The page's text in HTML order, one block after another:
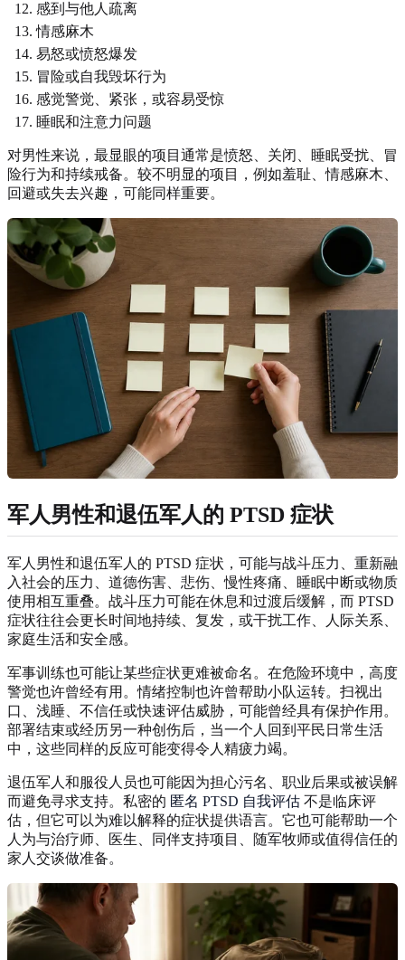
感到与他人疏离
情感麻木
易怒或愤怒爆发
冒险或自我毁坏行为
感觉警觉、紧张，或容易受惊
睡眠和注意力问题
对男性来说，最显眼的项目通常是愤怒、关闭、睡眠受扰、冒
险行为和持续戒备。较不明显的项目，例如羞耻、情感麻木、
回避或失去兴趣，可能同样重要。
军人男性和退伍军人的 PTSD 症状
军人男性和退伍军人的 PTSD 症状，可能与战斗压力、重新融
入社会的压力、道德伤害、悲伤、慢性疼痛、睡眠中断或物质
使用相互重叠。战斗压力可能在休息和过渡后缓解，而 PTSD
症状往往会更长时间地持续、复发，或干扰工作、人际关系、
家庭生活和安全感。
军事训练也可能让某些症状更难被命名。在危险环境中，高度
警觉也许曾经有用。情绪控制也许曾帮助小队运转。扫视出
口、浅睡、不信任或快速评估威胁，可能曾经具有保护作用。
部署结束或经历另一种创伤后，当一个人回到平民日常生活
中，这些同样的反应可能变得令人精疲力竭。
退伍军人和服役人员也可能因为担心污名、职业后果或被误解
而避免寻求支持。私密的 匿名 PTSD 自我评估 不是临床评
估，但它可以为难以解释的症状提供语言。它也可能帮助一个
人为与治疗师、医生、同伴支持项目、随军牧师或值得信任的
家人交谈做准备。